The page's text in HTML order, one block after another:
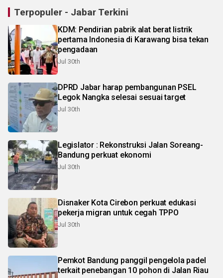
Terpopuler - Jabar Terkini
KDM: Pendirian pabrik alat berat listrik
pertama Indonesia di Karawang bisa tekan
pengadaan
Jul 30th
DPRD Jabar harap pembangunan PSEL
Legok Nangka selesai sesuai target
Jul 30th
Legislator : Rekonstruksi Jalan Soreang-
Bandung perkuat ekonomi
Jul 30th
Disnaker Kota Cirebon perkuat edukasi
pekerja migran untuk cegah TPPO
Jul 30th
Pemkot Bandung panggil pengelola padel
terkait penebangan 10 pohon di Jalan Riau